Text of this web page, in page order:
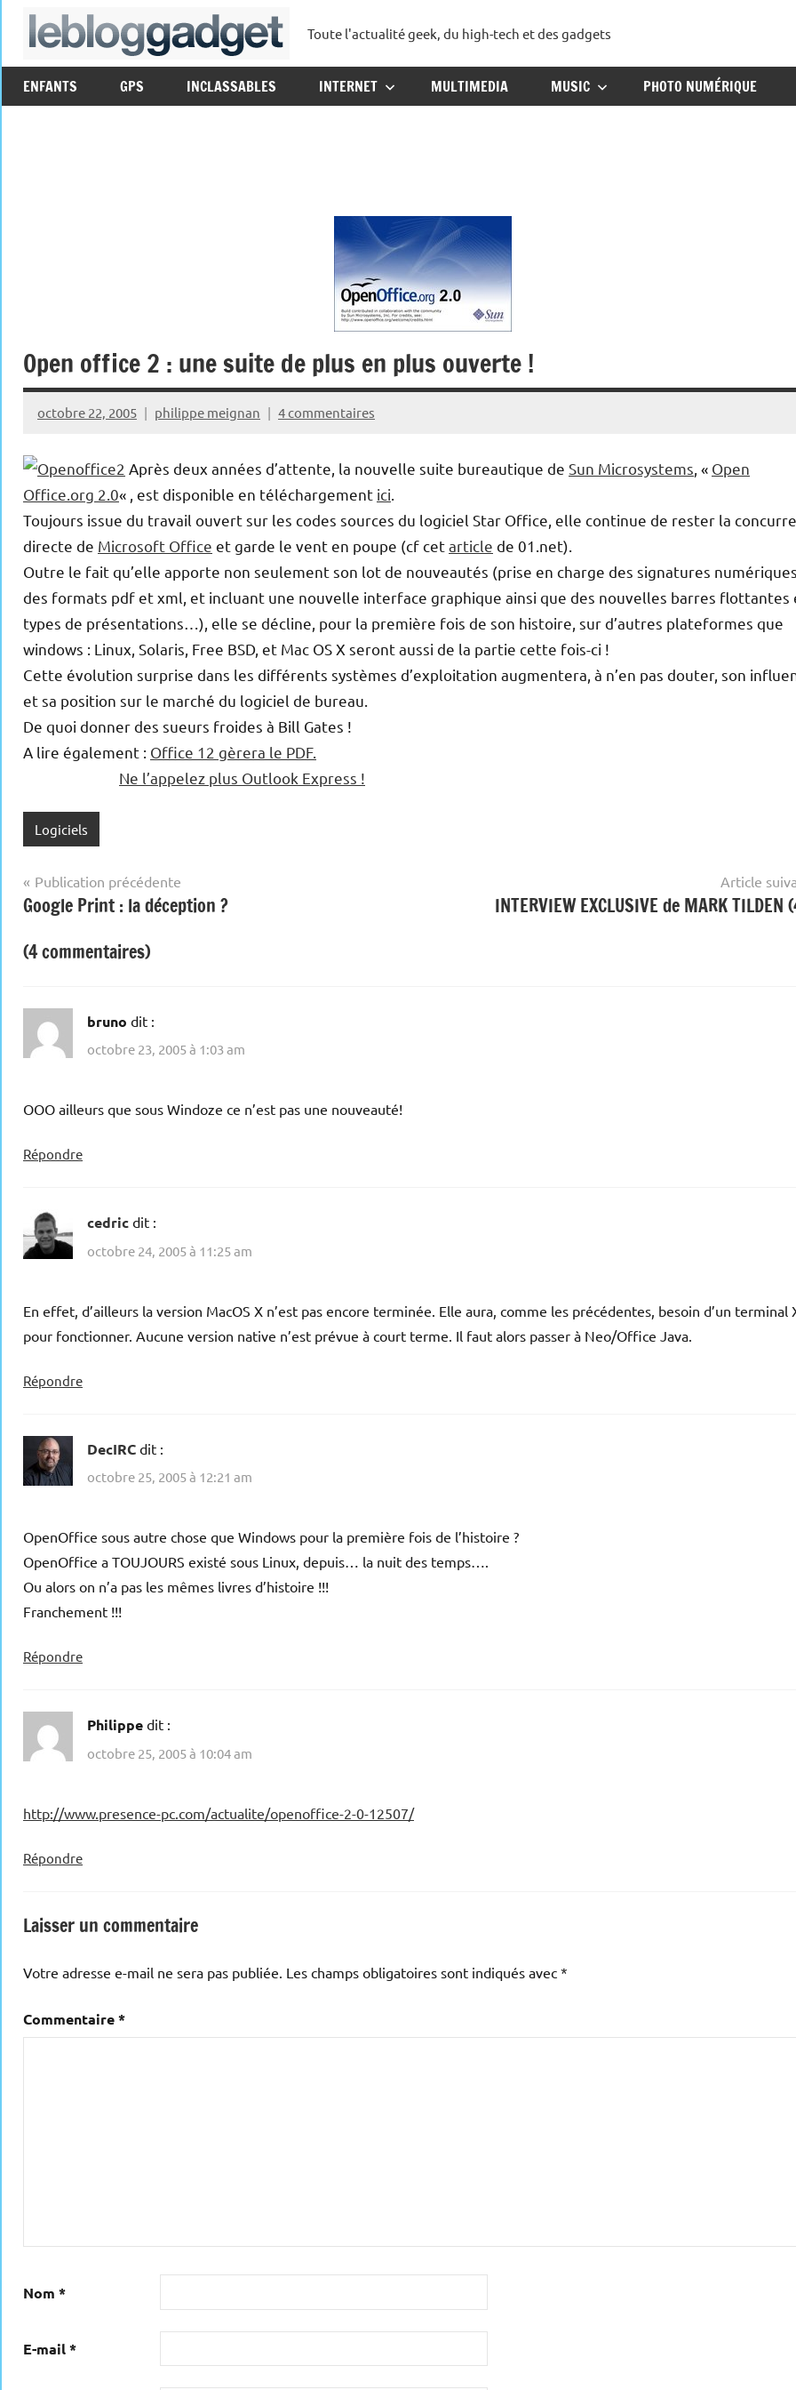
Aller
lebloggadget
Toute l'actualité geek, du high-tech et des gadgets
ENFANTS GPS INCLASSABLES INTERNET MULTIMEDIA MUSIC PHOTO NUMÉRIQUE
Open office 2 : une suite de plus en plus ouverte !
octobre 22, 2005 philippe meignan 4 commentaires
Après deux années d’attente, la nouvelle suite bureautique de Sun Microsystems , « Open
Office.org 2.0« , est disponible en téléchargement ici
Toujours issue du travail ouvert sur les codes sources du logiciel Star Office, elle continue de rester la
directe de Microsoft Office et garde le vent en poupe (cf cetarticle de 01.net).
Outre le fait qu’elle apporte non seulement son lot de nouveautés (prise en charge des signatures
des formats pdf et xml, et incluant une nouvelle interface graphique ainsi que des nouvelles barres flottantes
types de présentations…), elle se décline, pour la première fois de son histoire, sur d’autres plateformes que
windows : Linux, Solaris, Free BSD, et Mac OS X seront aussi de la partie cette fois-ci !
Cette évolution surprise dans les différents systèmes d’exploitation augmentera, à n’en pas douter, son
et sa position sur le marché du logiciel de bureau.
De quoi donner des sueurs froides à Bill Gates !
A lire également : Office 12 gèrera le PDF.
Ne l’appelez plus Outlook Express !
Logiciels
Navigation
de
l’article
Publication précédente
Google Print : la déception ?
Article
INTERVIEW EXCLUSIVE de MARK TILDEN
(4 commentaires)
bruno dit :
octobre 23, 2005 à 1:03 am
OOO ailleurs que sous Windoze ce n’est pas une nouveauté!
Répondre
cedric dit :
octobre 24, 2005 à 11:25 am
En effet, d’ailleurs la version MacOS X n’est pas encore terminée. Elle aura, comme les précédentes, besoin d’un terminal
pour fonctionner. Aucune version native n’est prévue à court terme. Il faut alors passer à Neo/Office Java.
Répondre
DecIRC dit :
octobre 25, 2005 à 12:21 am
OpenOffice sous autre chose que Windows pour la première fois de l’histoire ?
OpenOffice a TOUJOURS existé sous Linux, depuis… la nuit des temps….
Ou alors on n’a pas les mêmes livres d’histoire !!!
Franchement !!!
Répondre
Philippe dit :
octobre 25, 2005 à 10:04 am
http://www.presence-pc.com/actualite/openoffice-2-0-12507/
Répondre
Laisser un commentaire
Votre adresse e-mail ne sera pas publiée. Les champs obligatoires sont indiqués avec *
Commentaire*
Nom *
E-mail*